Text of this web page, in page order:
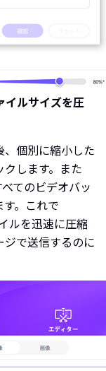
ルサイズを圧
個別に縮小した
します。また
てのビデオバッ
。これで
ルを迅速に圧縮
ジで送信するのに